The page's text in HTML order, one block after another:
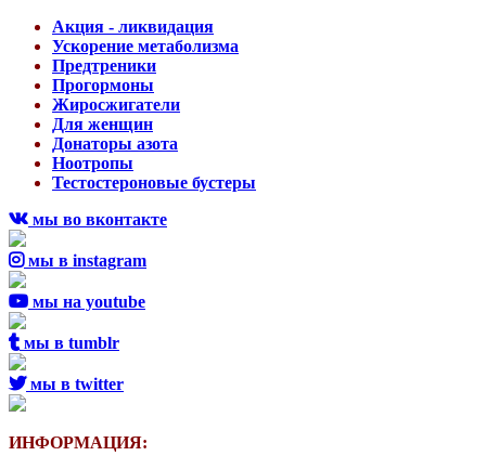
Акция - ликвидация
Ускорение метаболизма
Предтреники
Прогормоны
Жиросжигатели
Для женщин
Донаторы азота
Ноотропы
Тестостероновые бустеры
мы во вконтакте
мы в instagram
мы на youtube
мы в tumblr
мы в twitter
ИНФОРМАЦИЯ: